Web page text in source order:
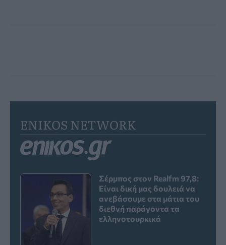
ENIKOS NETWORK
Σέρμπος στον Realfm 97,8:
Είναι δική μας δουλειά να
ανεβάσουμε στα μάτια του
διεθνή παράγοντα τα
ελληνοτουρκικά